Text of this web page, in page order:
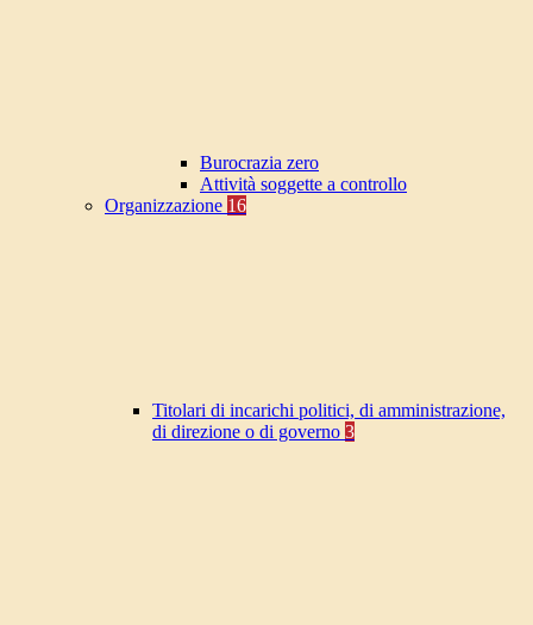
Burocrazia zero
Attività soggette a controllo
Organizzazione 16
Titolari di incarichi politici, di amministrazione,
di direzione o di governo 3